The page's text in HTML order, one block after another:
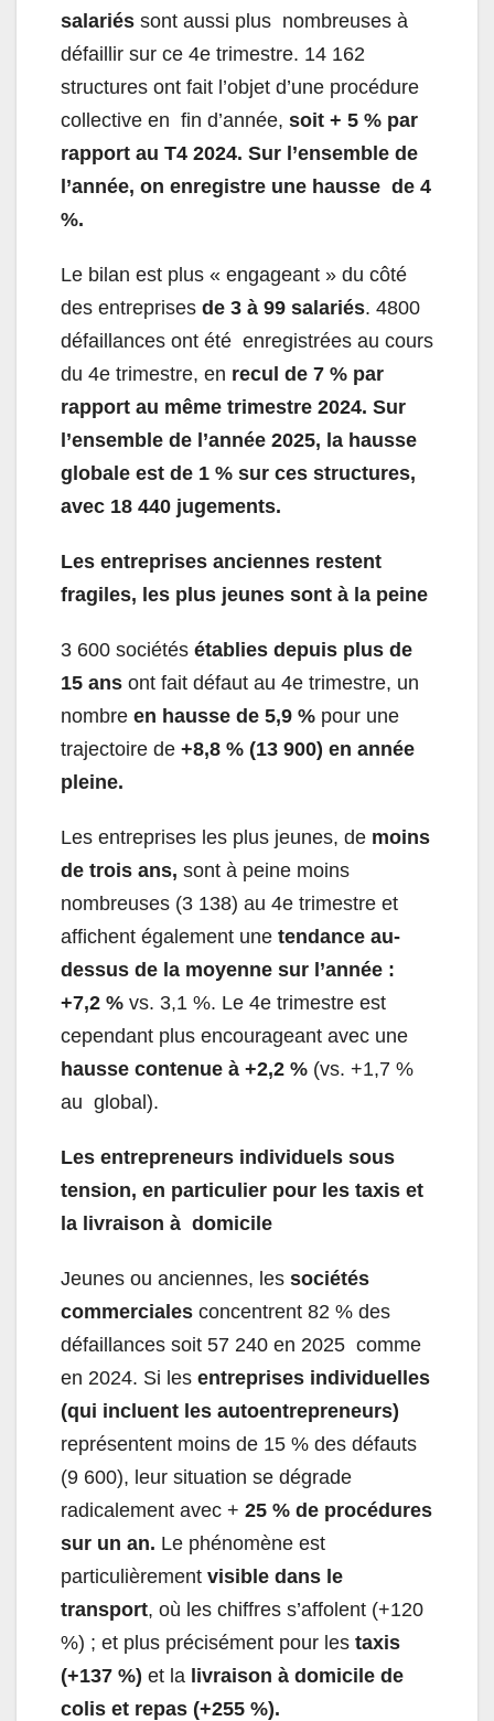
salariés sont aussi plus nombreuses à
défaillir sur ce 4e trimestre. 14 162
structures ont fait l’objet d’une procédure
collective en fin d’année, soit + 5 % par
rapport au T4 2024. Sur l’ensemble de
l’année, on enregistre une hausse de 4
%.
Le bilan est plus « engageant » du côté
des entreprises de 3 à 99 salariés. 4800
défaillances ont été enregistrées au cours
du 4e trimestre, en recul de 7 % par
rapport au même trimestre 2024. Sur
l’ensemble de l’année 2025, la hausse
globale est de 1 % sur ces structures,
avec 18 440 jugements.
Les entreprises anciennes restent
fragiles, les plus jeunes sont à la peine
3 600 sociétés établies depuis plus de
15 ans ont fait défaut au 4e trimestre, un
nombre en hausse de 5,9 % pour une
trajectoire de +8,8 % (13 900) en année
pleine.
Les entreprises les plus jeunes, de moins
de trois ans, sont à peine moins
nombreuses (3 138) au 4e trimestre et
affichent également une tendance au-
dessus de la moyenne sur l’année :
+7,2 % vs. 3,1 %. Le 4e trimestre est
cependant plus encourageant avec une
hausse contenue à +2,2 % (vs. +1,7 %
au global).
Les entrepreneurs individuels sous
tension, en particulier pour les taxis et
la livraison à domicile
Jeunes ou anciennes, les sociétés
commerciales concentrent 82 % des
défaillances soit 57 240 en 2025 comme
en 2024. Si les entreprises individuelles
(qui incluent les autoentrepreneurs)
représentent moins de 15 % des défauts
(9 600), leur situation se dégrade
radicalement avec + 25 % de procédures
sur un an. Le phénomène est
particulièrement visible dans le
transport, où les chiffres s’affolent (+120
%) ; et plus précisément pour les taxis
(+137 %) et la livraison à domicile de
colis et repas (+255 %).